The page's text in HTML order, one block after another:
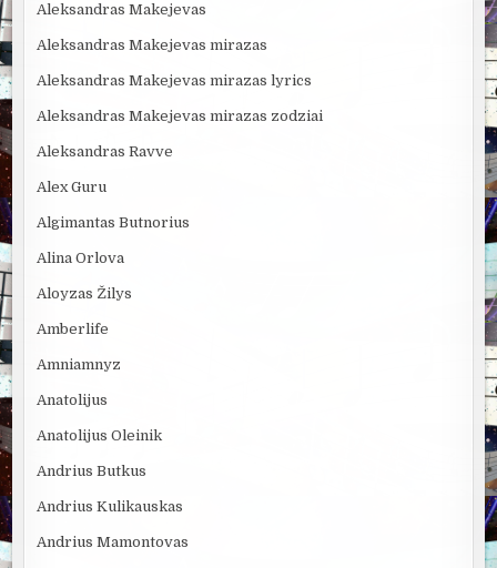
Aleksandras Makejevas
Aleksandras Makejevas mirazas
Aleksandras Makejevas mirazas lyrics
Aleksandras Makejevas mirazas zodziai
Aleksandras Ravve
Alex Guru
Algimantas Butnorius
Alina Orlova
Aloyzas Žilys
Amberlife
Amniamnyz
Anatolijus
Anatolijus Oleinik
Andrius Butkus
Andrius Kulikauskas
Andrius Mamontovas